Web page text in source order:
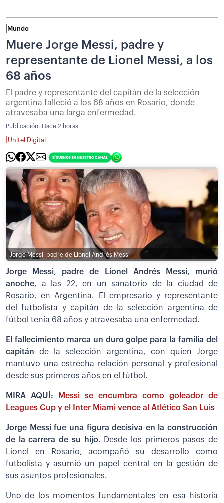
Mundo
Muere Jorge Messi, padre y
representante de Lionel Messi, a los
68 años
El padre y representante del capitán de la selección
argentina falleció a los 68 años en Rosario, donde
atravesaba una larga enfermedad.
Publicación: Hace 2 horas
Unitel Digital
Jorge Messi, padre de Lionel Andrés Messi
Jorge Messi, padre de Lionel Andrés Messi, murió
anoche, a las 22, en un sanatorio de la ciudad de
Rosario, en Argentina. El empresario y representante
del futbolista y capitán de la selección argentina de
fútbol tenía 68 años y atravesaba una enfermedad.
El fallecimiento marca un duro golpe para la familia del
capitán de la selección argentina, con quien Jorge
mantuvo una estrecha relación personal y profesional
desde sus primeros años en el fútbol.
MIRA AQUÍ:
Messi se encumbra como goleador de
Leagues Cup y el Inter Miami vence al Atlético San Luis
Jorge Messi fue una figura decisiva en la construcción
de la carrera de su hijo. Desde los primeros pasos de
Lionel en Rosario, acompañó su desarrollo como
futbolista y asumió un papel central en la gestión de
sus asuntos profesionales.
Uno de los momentos fundamentales en esa historia